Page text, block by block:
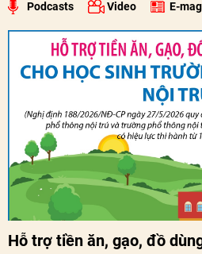
Podcasts Video E-
Hỗ trợ tiền ăn, gạo, đồ